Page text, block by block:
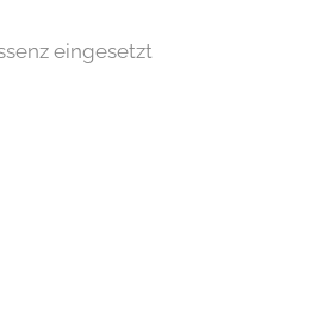
eingesetzt